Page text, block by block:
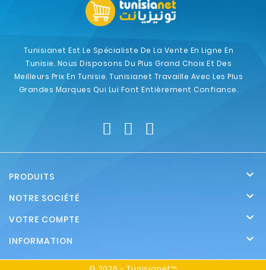
Tunisianet Est Le Spécialiste De La Vente En Ligne En
Tunisie. Nous Disposons Du Plus Grand Choix Et Des
Meilleurs Prix En Tunisie. Tunisianet Travaille Avec Les Plus
Grandes Marques Qui Lui Font Entièrement Confiance.
PRODUITS 
NOTRE SOCIÉTÉ 
VOTRE COMPTE 
INFORMATION 